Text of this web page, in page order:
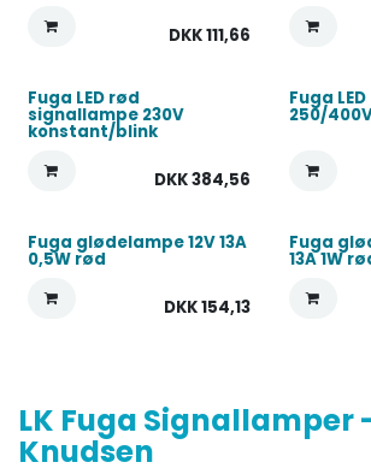
DKK111,66
Fuga LED rød
signallampe 230V
konstant/blink
DKK384,56
Fuga
250/
Fuga glødelampe 12V 13A
0,5W rød
DKK154,13
Fuga
13A 1W
LK Fuga Signallamper
Knudsen